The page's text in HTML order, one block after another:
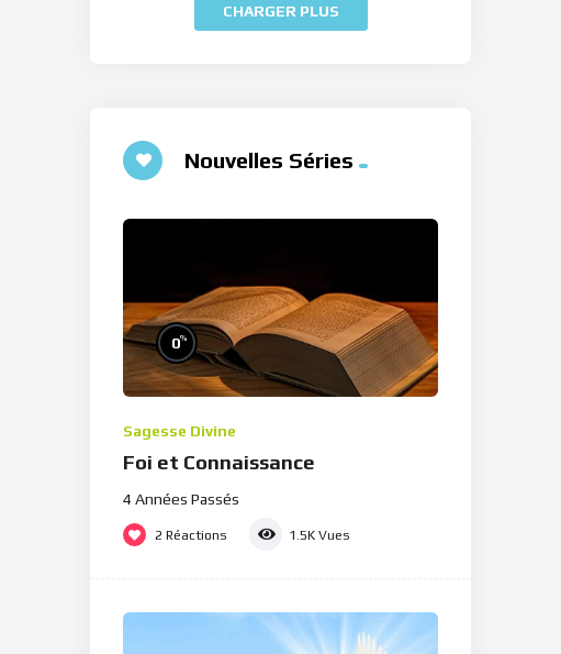
CHARGER PLUS
Nouvelles Séries
0%
Sagesse Divine
Foi et Connaissance
4 Années Passés
2 Réactions 1.5K Vues